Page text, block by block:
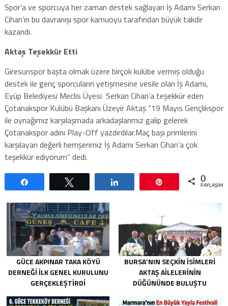
Spor’a ve sporcuya her zaman destek sağlayan İş Adamı Serkan
Cihan’ın bu davranışı spor kamuoyu tarafından büyük takdir
kazandı.
Aktaş Teşekkür Etti
Giresunspor başta olmak üzere birçok kulübe vermiş olduğu
destek ile genç sporcuların yetişmesine vesile olan İş Adamı,
Eyüp Belediyesi Meclis Üyesi Serkan Cihan’a teşekkür eden
Çotanakspor Kulübü Başkanı Üzeyir Aktaş “19 Mayıs Gençlikspor
ile oynağımız karşılaşmada arkadaşlarımız galip gelerek
Çotanakspor adını Play-Off yazdırdılar.Maç başı primlerini
karşılayan değerli hemşerimiz İş Adamı Serkan Cihan’a çok
teşekkür ediyorum” dedi.
0
GÜCE AKPINAR TAKA KÖYÜ
DERNEĞI İLK GENEL KURULUNU
GERÇEKLEŞTIRDI
BURSA’NIN SEÇKIN İSIMLERI
AKTAŞ AILELERININ
DÜĞÜNÜNDE BULUŞTU